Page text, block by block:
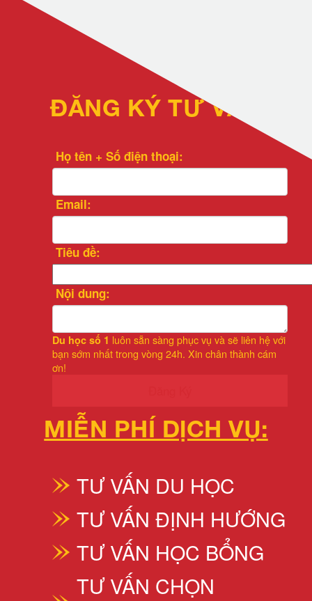
ĐĂNG KÝ TƯ VẤN
Họ tên + Số điện thoại:
Email:
Tiêu đề:
Nội dung:
Du học số 1 luôn sẵn sàng phục vụ và sẽ liên hệ với
bạn sớm nhất trong vòng 24h. Xin chân thành cám
ơn!
MIỄN PHÍ DỊCH VỤ:
TƯ VẤN DU HỌC
TƯ VẤN ĐỊNH HƯỚNG
TƯ VẤN HỌC BỔNG
TƯ VẤN CHỌN